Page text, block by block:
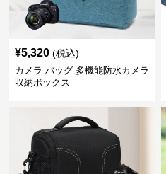
¥5,320 (税込)
カメラ バッグ 多機能防水カメラ
収納ボックス